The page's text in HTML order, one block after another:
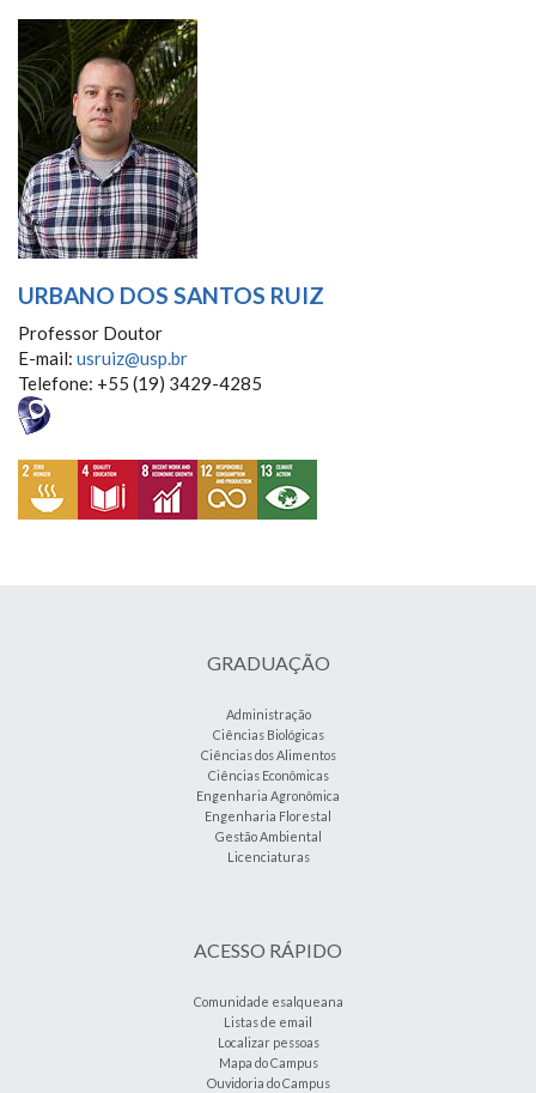
URBANO DOS SANTOS RUIZ
Professor Doutor
E-mail: usruiz@usp.br
Telefone: +55 (19) 3429-4285
GRADUAÇÃO
Administração
Ciências Biológicas
Ciências dos Alimentos
Ciências Econômicas
Engenharia Agronômica
Engenharia Florestal
Gestão Ambiental
Licenciaturas
ACESSO RÁPIDO
Comunidade esalqueana
Listas de email
Localizar pessoas
Mapa do Campus
Ouvidoria do Campus